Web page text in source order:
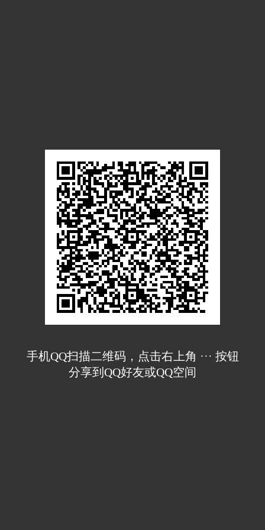
手机QQ扫描二维码，点击右上角 ··· 按钮
分享到QQ好友或QQ空间